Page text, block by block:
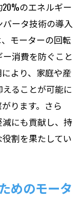
のエネルギー
ータ技術の導入
モーターの回転
消費を防ぐこと
より、家庭や産
ることが可能に
ります。さら
にも貢献し、持
割を果たしてい
めのモータ